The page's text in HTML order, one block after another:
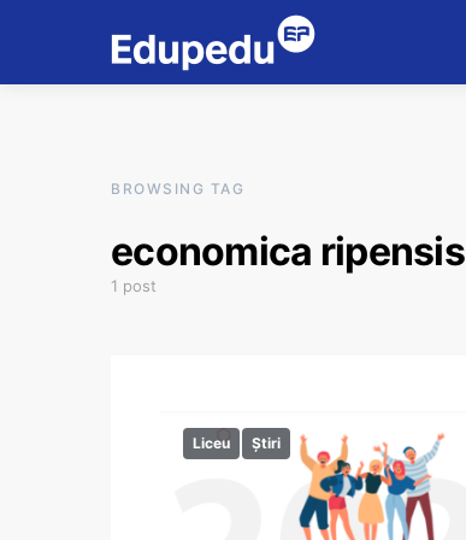
BROWSING TAG
economica ripensis
1 post
Liceu Știri